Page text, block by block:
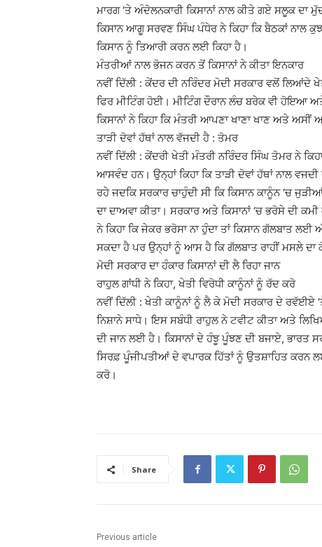
ਮਾਰਗ ‘ਤੇ ਅੰਦੋਲਨਕਾਰੀ ਕਿਸਾਨਾਂ ਨਾਲ ਕੀਤੇ ਗਏ ਸਲੂਕ
ਕਿਸਾਨ ਆਗੂ ਸਰਵਣ ਸਿੰਘ ਪੰਧੇਰ ਨੇ ਕਿਹਾ ਕਿ ਬੈਠਕਾਂ ਨਾਲ
ਕਿਸਾਨ ਨੂੰ ਤਿਆਰੀ ਕਰਨ ਲਈ ਕਿਹਾ ਹੈ।
ਮੰਤਰੀਆਂ ਨਾਲ ਭੋਜਨ ਕਰਨ ਤੋਂ ਕਿਸਾਨਾਂ ਨੇ ਕੀਤਾ ਇਨਕਾਰ
ਨਵੀਂ ਦਿੱਲੀ : ਕੇਂਦਰ ਦੀ ਨਰਿੰਦਰ ਮੋਦੀ ਸਰਕਾਰ ਵਲੋਂ ਲਿਆਂਦੇ
ਫਿਰ ਮੀਟਿੰਗ ਹੋਈ। ਮੀਟਿੰਗ ਦੌਰਾਨ ਲੰਚ ਬਰੇਕ ਵੀ ਹੋਇਆ
ਕਿਸਾਨਾਂ ਨੇ ਕਿਹਾ ਕਿ ਮੰਤਰੀ ਆਪਣਾ ਖਾਣਾ ਖਾਣ ਅਤੇ ਅਸੀਂ
ਤਾੜੀ ਦੋਵਾਂ ਹੱਥਾਂ ਨਾਲ ਵੱਜਦੀ ਹੈ : ਤੋਮਰ
ਨਵੀਂ ਦਿੱਲੀ : ਕੇਂਦਰੀ ਖੇਤੀ ਮੰਤਰੀ ਨਰਿੰਦਰ ਸਿੰਘ ਤੋਮਰ ਨੇ
ਆਸਵੰਦ ਹਨ। ਉਨ੍ਹਾਂ ਕਿਹਾ ਕਿ ਤਾੜੀ ਦੋਵਾਂ ਹੱਥਾਂ ਨਾਲ
ਰਹੇ ਜਦਕਿ ਸਰਕਾਰ ਚਾਹੁੰਦੀ ਸੀ ਕਿ ਕਿਸਾਨ ਕਾਨੂੰਨ ‘ਚ
ਦਾ ਦਾਅਵਾ ਕੀਤਾ। ਸਰਕਾਰ ਅਤੇ ਕਿਸਾਨਾਂ ‘ਚ ਭਰੋਸੇ ਦੀ
ਨੇ ਕਿਹਾ ਕਿ ਜੇਕਰ ਭਰੋਸਾ ਨਾ ਹੁੰਦਾ ਤਾਂ ਕਿਸਾਨ ਗੱਲਬਾਤ
ਸਕਦਾ ਹੈ ਪਰ ਉਨ੍ਹਾਂ ਨੂੰ ਆਸ ਹੈ ਕਿ ਗੱਲਬਾਤ ਰਾਹੀਂ ਮਸਲੇ
ਮੋਦੀ ਸਰਕਾਰ ਦਾ ਹੰਕਾਰ ਕਿਸਾਨਾਂ ਦੀ ਲੈ ਰਿਹਾ ਜਾਨ
ਰਾਹੁਲ ਗਾਂਧੀ ਨੇ ਕਿਹਾ, ਖੇਤੀ ਵਿਰੋਧੀ ਕਾਨੂੰਨਾਂ ਨੂੰ ਰੱਦ ਕਰੋ
ਨਵੀਂ ਦਿੱਲੀ : ਖੇਤੀ ਕਾਨੂੰਨਾਂ ਨੂੰ ਲੈ ਕੇ ਮੋਦੀ ਸਰਕਾਰ ਦੇ
ਨਿਸ਼ਾਨੇ ਸਾਧੇ। ਇਸ ਸਬੰਧੀ ਰਾਹੁਲ ਨੇ ਟਵੀਟ ਕੀਤਾ ਅਤੇ
ਦੀ ਜਾਨ ਲਈ ਹੈ। ਕਿਸਾਨਾਂ ਦੇ ਹੰਝੂ ਪੂੰਝਣ ਦੀ ਬਜਾਏ, ਭਾਰਤ
ਸਿਰਫ਼ ਪੂੰਜੀਪਤੀਆਂ ਦੇ ਵਪਾਰਕ ਹਿੱਤਾਂ ਨੂੰ ਉਤਸ਼ਾਹਿਤ ਕਰਨ
ਕਰੋ।
Share
Previous article